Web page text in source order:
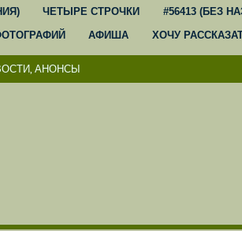
ЧЕТЫРЕ СТРОЧКИ
#56413 (БЕЗ
АФИША ХОЧУ
АНОНСЫ